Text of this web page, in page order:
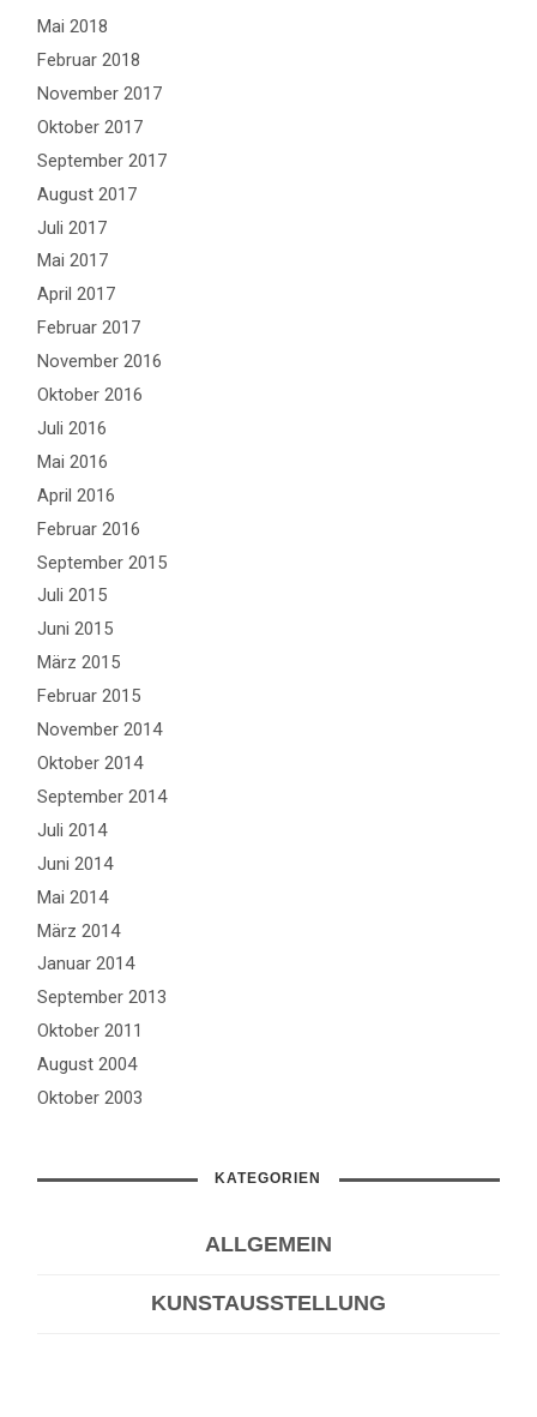
Mai 2018
Februar 2018
November 2017
Oktober 2017
September 2017
August 2017
Juli 2017
Mai 2017
April 2017
Februar 2017
November 2016
Oktober 2016
Juli 2016
Mai 2016
April 2016
Februar 2016
September 2015
Juli 2015
Juni 2015
März 2015
Februar 2015
November 2014
Oktober 2014
September 2014
Juli 2014
Juni 2014
Mai 2014
März 2014
Januar 2014
September 2013
Oktober 2011
August 2004
Oktober 2003
KATEGORIEN
ALLGEMEIN
KUNSTAUSSTELLUNG